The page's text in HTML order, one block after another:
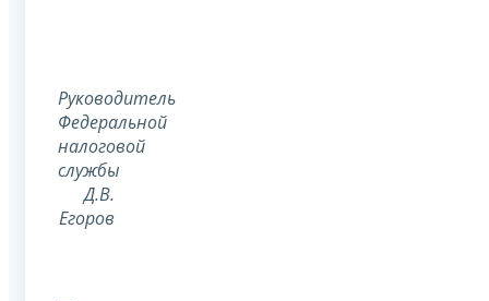
Руководитель
Федеральной
налоговой
службы
Д.В.
Егоров